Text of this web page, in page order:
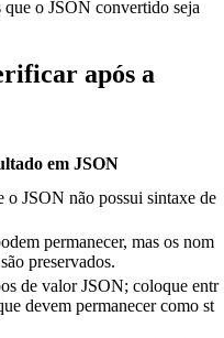
que o JSON convertido seja
após a
em JSON
o JSON não possui sintaxe de
permanecer, mas os nom
preservados.
de valor JSON; coloque entr
devem permanecer como st